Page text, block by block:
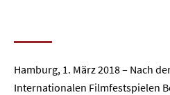
Hamburg, 1. März 2018 – Nach
Internationalen Filmfestspielen